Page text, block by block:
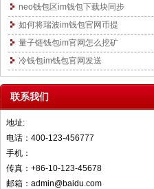
neo钱包区im钱包下载块同步
如何将瑞波im钱包官网币提
量子链钱包im官网怎么挖矿
冷钱包im钱包官网发送
联系我们
地址:
电话：400-123-456777
手机：
传真：+86-10-123-45678
邮箱：admin@baidu.com